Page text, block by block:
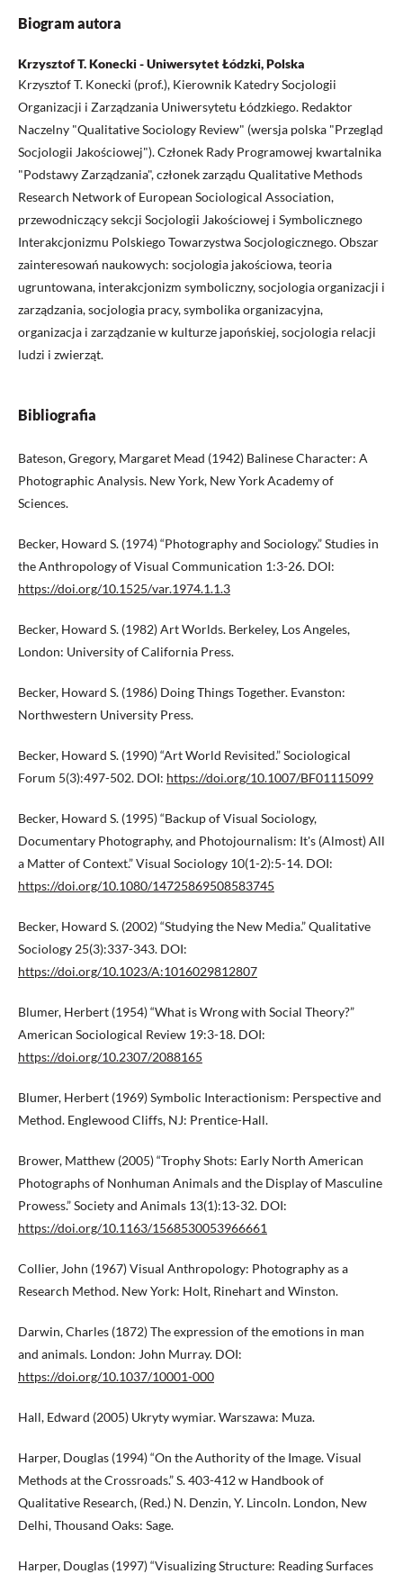
Biogram autora
Krzysztof T. Konecki - Uniwersytet Łódzki, Polska
Krzysztof T. Konecki (prof.), Kierownik Katedry Socjologii
Organizacji i Zarządzania Uniwersytetu Łódzkiego. Redaktor
Naczelny "Qualitative Sociology Review" (wersja polska "Przegląd
Socjologii Jakościowej"). Członek Rady Programowej kwartalnika
"Podstawy Zarządzania", członek zarządu Qualitative Methods
Research Network of European Sociological Association,
przewodniczący sekcji Socjologii Jakościowej i Symbolicznego
Interakcjonizmu Polskiego Towarzystwa Socjologicznego. Obszar
zainteresowań naukowych: socjologia jakościowa, teoria
ugruntowana, interakcjonizm symboliczny, socjologia organizacji i
zarządzania, socjologia pracy, symbolika organizacyjna,
organizacja i zarządzanie w kulturze japońskiej, socjologia relacji
ludzi i zwierząt.
Bibliografia
Bateson, Gregory, Margaret Mead (1942) Balinese Character: A
Photographic Analysis. New York, New York Academy of
Sciences.
Becker, Howard S. (1974) “Photography and Sociology.” Studies in
the Anthropology of Visual Communication 1:3-26. DOI:
https://doi.org/10.1525/var.1974.1.1.3
Becker, Howard S. (1982) Art Worlds. Berkeley, Los Angeles,
London: University of California Press.
Becker, Howard S. (1986) Doing Things Together. Evanston:
Northwestern University Press.
Becker, Howard S. (1990) “Art World Revisited.” Sociological
Forum 5(3):497-502. DOI: https://doi.org/10.1007/BF01115099
Becker, Howard S. (1995) “Backup of Visual Sociology,
Documentary Photography, and Photojournalism: It's (Almost) All
a Matter of Context.” Visual Sociology 10(1-2):5-14. DOI:
https://doi.org/10.1080/14725869508583745
Becker, Howard S. (2002) “Studying the New Media.” Qualitative
Sociology 25(3):337-343. DOI:
https://doi.org/10.1023/A:1016029812807
Blumer, Herbert (1954) “What is Wrong with Social Theory?”
American Sociological Review 19:3-18. DOI:
https://doi.org/10.2307/2088165
Blumer, Herbert (1969) Symbolic Interactionism: Perspective and
Method. Englewood Cliffs, NJ: Prentice-Hall.
Brower, Matthew (2005) “Trophy Shots: Early North American
Photographs of Nonhuman Animals and the Display of Masculine
Prowess.” Society and Animals 13(1):13-32. DOI:
https://doi.org/10.1163/1568530053966661
Collier, John (1967) Visual Anthropology: Photography as a
Research Method. New York: Holt, Rinehart and Winston.
Darwin, Charles (1872) The expression of the emotions in man
and animals. London: John Murray. DOI:
https://doi.org/10.1037/10001-000
Hall, Edward (2005) Ukryty wymiar. Warszawa: Muza.
Harper, Douglas (1994) “On the Authority of the Image. Visual
Methods at the Crossroads.” S. 403-412 w Handbook of
Qualitative Research, (Red.) N. Denzin, Y. Lincoln. London, New
Delhi, Thousand Oaks: Sage.
Harper, Douglas (1997) “Visualizing Structure: Reading Surfaces